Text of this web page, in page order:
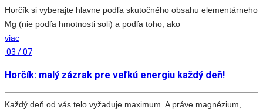
Horčík si vyberajte hlavne podľa skutočného obsahu elementárneho
Mg (nie podľa hmotnosti soli) a podľa toho, ako
viac
03 / 07
Horčík: malý zázrak pre veľkú energiu každý deň!
Každý deň od vás telo vyžaduje maximum. A práve magnézium,